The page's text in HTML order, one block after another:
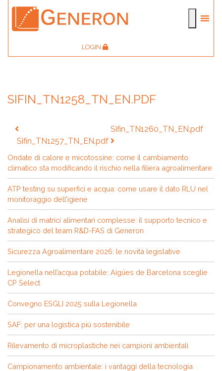
LOGIN
SIFIN_TN1258_TN_EN.PDF
Navigazione
articoli
Sifin_TN1257_TN_EN.pdf
Sifin_TN1260_TN_EN.pdf
Ondate di calore e micotossine: come il cambiamento
climatico sta modificando il rischio nella filiera agroalimentare
ATP testing su superfici e acqua: come usare il dato RLU nel
monitoraggio dell’igiene
Analisi di matrici alimentari complesse: il supporto tecnico e
strategico del team R&D-FAS di Generon
Sicurezza Agroalimentare 2026: le novità legislative
Legionella nell’acqua potabile: Aigües de Barcelona sceglie
CP Select
Convegno ESGLI 2025 sulla Legionella
SAF: per una logistica più sostenibile
Rilevamento di microplastiche nei campioni ambientali
Campionamento ambientale: i vantaggi della tecnologia